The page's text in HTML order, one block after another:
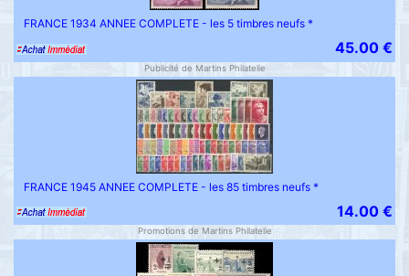
FRANCE 1934 ANNEE COMPLETE - les 5 timbres neufs *
45.00 €
Publicité de Martins Philatelie
FRANCE 1945 ANNEE COMPLETE - les 85 timbres neufs *
14.00 €
Promotions de Martins Philatelie